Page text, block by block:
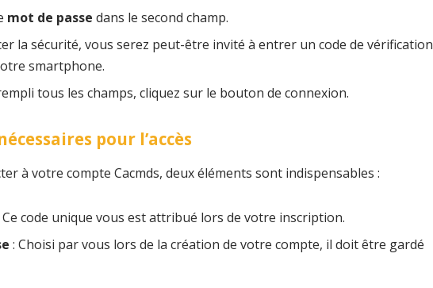
mot de passe dans le second champ.
la sécurité, vous serez peut-être invité à entrer un code de vérification
smartphone.
tous les champs, cliquez sur le bouton de connexion.
pour l’accès
à votre compte Cacmds, deux éléments sont indispensables :
Ce code unique vous est attribué lors de votre inscription.
: Choisi par vous lors de la création de votre compte, il doit être gardé